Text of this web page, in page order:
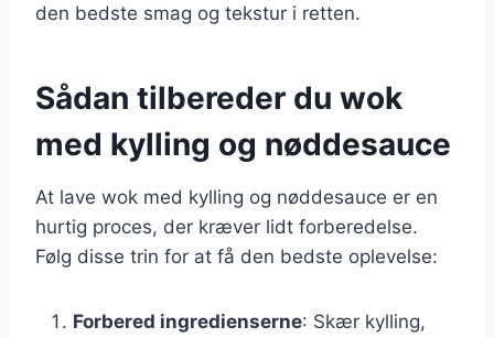
den bedste smag og tekstur i retten.
Sådan tilbereder du wok
med kylling og nøddesauce
At lave wok med kylling og nøddesauce er en
hurtig proces, der kræver lidt forberedelse.
Følg disse trin for at få den bedste oplevelse:
Forbered ingredienserne: Skær kylling,